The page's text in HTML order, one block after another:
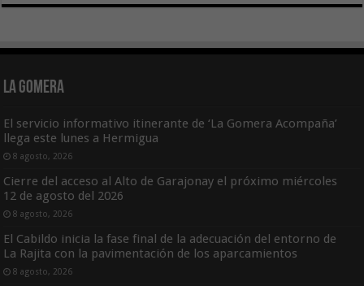
La Gomera
El servicio informativo itinerante de ‘La Gomera Acompaña’
llega este lunes a Hermigua
8 agosto, 2026
Cierre del acceso al Alto de Garajonay el próximo miércoles
12 de agosto del 2026
8 agosto, 2026
El Cabildo inicia la fase final de la adecuación del entorno de
La Rajita con la pavimentación de los aparcamientos
8 agosto, 2026